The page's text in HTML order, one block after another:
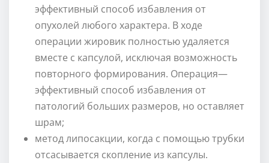
эффективный способ избавления от
опухолей любого характера. В ходе
операции жировик полностью удаляется
вместе с капсулой, исключая возможность
повторного формирования. Операция—
эффективный способ избавления от
патологий больших размеров, но оставляет
шрам;
метод липосакции, когда с помощью трубки
отсасывается скопление из капсулы.